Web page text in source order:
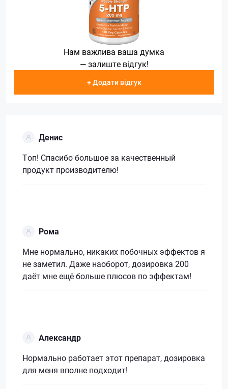
Нам важлива ваша думка
— залиште відгук!
+ Додати відгук
Денис
Топ! Спасибо большое за качественный
продукт производителю!
Рома
Мне нормально, никаких побочных эффектов я
не заметил. Даже наоборот, дозировка 200
даёт мне ещё больше плюсов по эффектам!
Александр
Нормально работает этот препарат, дозировка
для меня вполне подходит!